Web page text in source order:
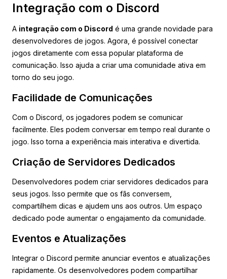
Integração com o Discord
A integração com o Discord é uma grande novidade para
desenvolvedores de jogos. Agora, é possível conectar
jogos diretamente com essa popular plataforma de
comunicação. Isso ajuda a criar uma comunidade ativa em
torno do seu jogo.
Facilidade de Comunicações
Com o Discord, os jogadores podem se comunicar
facilmente. Eles podem conversar em tempo real durante o
jogo. Isso torna a experiência mais interativa e divertida.
Criação de Servidores Dedicados
Desenvolvedores podem criar servidores dedicados para
seus jogos. Isso permite que os fãs conversem,
compartilhem dicas e ajudem uns aos outros. Um espaço
dedicado pode aumentar o engajamento da comunidade.
Eventos e Atualizações
Integrar o Discord permite anunciar eventos e atualizações
rapidamente. Os desenvolvedores podem compartilhar